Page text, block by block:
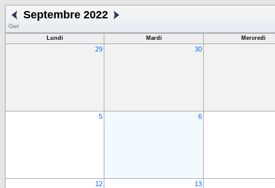
Septembre 2022
Giet
Lundi
Mardi Mercredi
29 30
5 6
12 13